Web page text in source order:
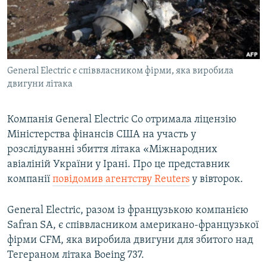
ВІДЕОУРОКИ «ELIFBE»
СВІДЧЕННЯ ОКУПАЦІЇ
УКРАЇНСЬКА ПРОБЛЕМА КРИМУ
ІНФОГРАФІКА
Русский
Qırımtatar
ДОЛУЧАЙСЯ!
Усі сайти RFE/RL
General Electric є співвласником фірми, яка виробила
двигуни літака
Компанія General Electric Co отримала ліцензію
Міністерства фінансів США на участь у
розслідуванні збиття літака «Міжнародних
авіаліній України у Ірані. Про це представник
компанії повідомив агентству Reuters у вівторок.
General Electric, разом із французькою компанією
Safran SA, є співвласником американо-французької
фірми CFM, яка виробила двигуни для збитого над
Тегераном літака Boeing 737.